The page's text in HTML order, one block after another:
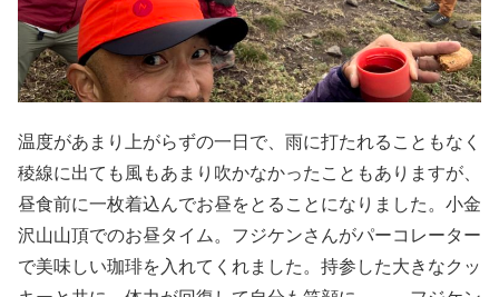
温度があまり上がらずの一日で、雨に打たれることもなく
稜線に出ても風もあまり吹かなかったこともありますが、
昼食前に一枚着込んでお昼をとることになりました。小金
沢山山頂でのお昼タイム。フジケンさんがパーコレーター
で美味しい珈琲を入れてくれました。持参した大きなクッ